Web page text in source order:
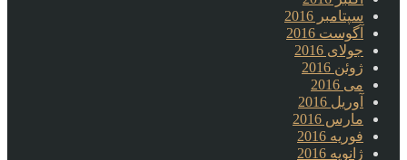
سپتامبر 2016
آگوست 2016
جولای 2016
ژوئن 2016
می 2016
آوریل 2016
مارس 2016
فوریه 2016
ژانویه 2016